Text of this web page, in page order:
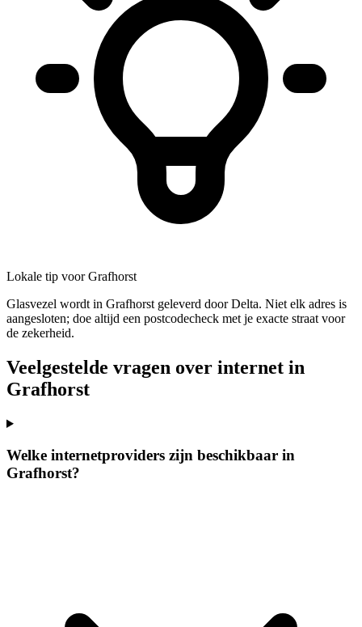
Lokale tip voor Grafhorst
Glasvezel wordt in Grafhorst geleverd door Delta. Niet elk adres is
aangesloten; doe altijd een postcodecheck met je exacte straat voor
de zekerheid.
Veelgestelde vragen over internet in
Grafhorst
Welke internetproviders zijn beschikbaar in
Grafhorst?